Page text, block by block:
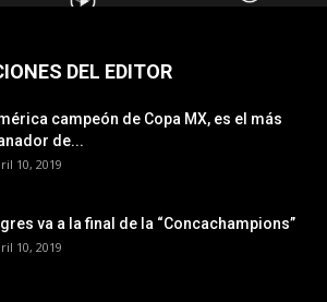
DEL EDITOR
campeón de Copa MX, es el más
de...
10, 2019
va a la final de la “Concachampions”
10, 2019